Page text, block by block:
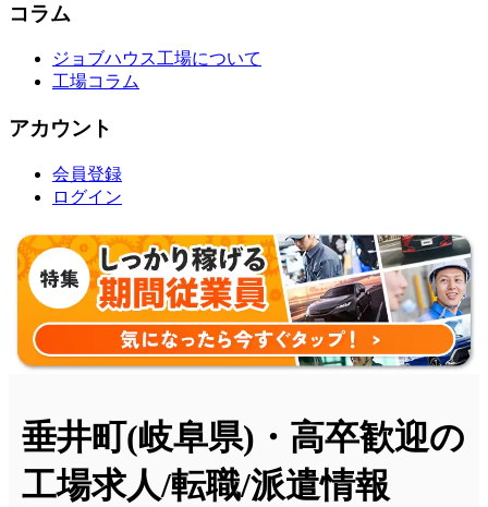
コラム
ジョブハウス工場について
工場コラム
アカウント
会員登録
ログイン
垂井町(岐阜県)・高卒歓迎の
工場求人/転職/派遣情報